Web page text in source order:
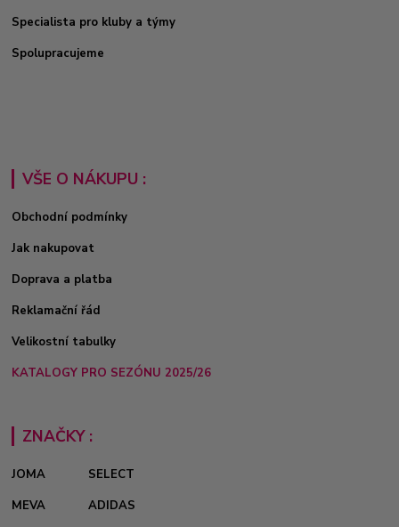
Specialista pro kluby a týmy
Spolupracujeme
VŠE O NÁKUPU :
Obchodní podmínky
Jak nakupovat
Doprava a platba
Reklamační řád
Velikostní tabulky
KATALOGY PRO SEZÓNU 2025/26
ZNAČKY :
JOMA
SELECT
MEVA
ADIDAS